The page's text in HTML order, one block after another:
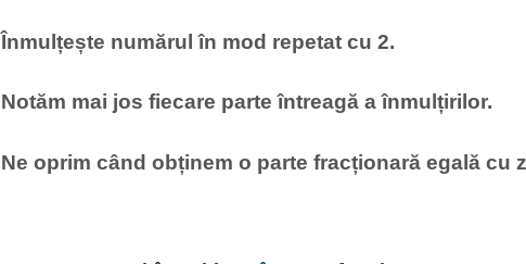
Înmulțește numărul în mod repetat cu 2.
Notăm mai jos fiecare parte întreagă a înmulțirilor.
Ne oprim când obținem o parte fracționară egală cu